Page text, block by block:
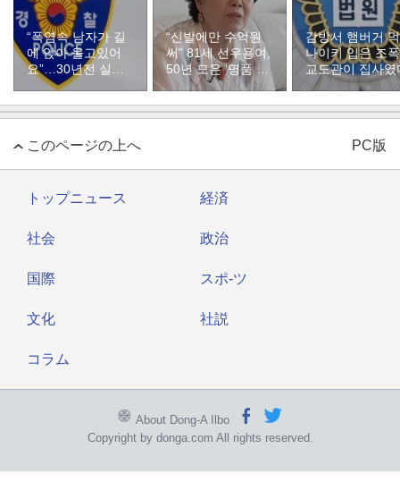
“폭염속 남자가 길
에 앉아 울고있어
요”…30년전 실종
자였다
“신발에만 수억원
써” 81세 선우용여,
50년 모은 ‘명품 구
두’ 컬렉션
감방서 햄버거
나이키 입은 조
교도관이 집사였
このページの上へ PC版
トップニュース 経済
社会 政治
国際 スポ-ツ
文化 社説
コラム
About Dong-A Ilbo
Copyright by donga.com All rights reserved.